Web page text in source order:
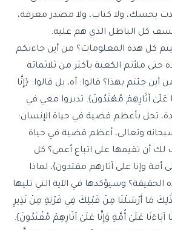
بحسك، ولا كتاب، ولا مصدر معرفة،
كل الباطل الذي هم عليه.
كل هذه المعلومات؟ من أين جاءتكم
حتى ملأتم الكعبة بأكثر من ثلاثمائة
جئتم بهذا؟ قالوا: آه، بل قالوا: {إِنَّا
عَلَىٰ آثَارِهِمْ مُهْتَدُونَ}. تدبروا معي في
تحل بأعظم قضية في حياة الإنسان:
سبحانه وتعالى، أعظم قضية في حياة
لك أن تقيمها على اتباع أعمى؟ كل
أمة وإنا على آثارهم مقتدون}، لماذا
الحقيقة؟ وسيؤكدها في الآية التي تليها
مَا أَرْسَلْنَا مِنْ قَبْلِكَ فِي قَرْيَةٍ مِنْ نَذِيرٍ
آبَاءَنَا عَلَىٰ أُمَّةٍ وَإِنَّا عَلَىٰ آثَارِهِمْ مُقْتَدُونَ}.